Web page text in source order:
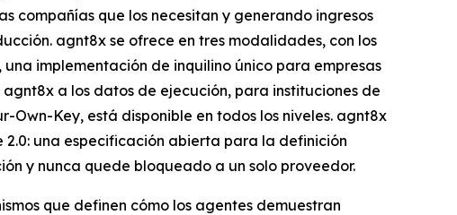
compañías que los necesitan y generando ingresos
agnt8x se ofrece en tres modalidades, con los
implementación de inquilino único para empresas
a los datos de ejecución, para instituciones de
Key, está disponible en todos los niveles. agnt8x
una especificación abierta para la definición
y nunca quede bloqueado a un solo proveedor.
que definen cómo los agentes demuestran